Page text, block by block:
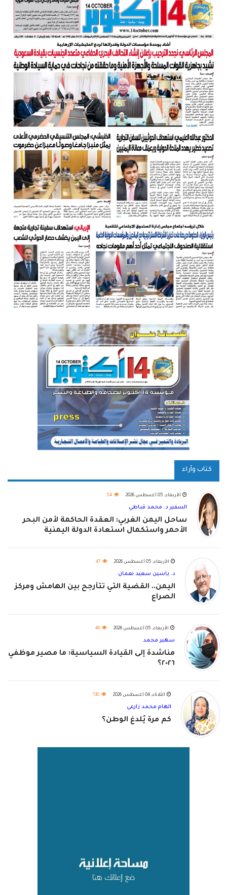
كتاب وآراء
الأربعاء, 05 أغسطس 2026 54
السفير د. محمد قباطي
ساحل اليمن الغربي: العقدة الحاكمة لأمن البحر
الأحمر واستكمال استعادة الدولة اليمنية
الأربعاء, 05 أغسطس 2026 47
د. ياسين سعيد نعمان
اليمن.. القضية التي تتأرجح بين الهامش ومركز
الصراع
الأربعاء, 05 أغسطس 2026 46
سهير محمد
مناشدة إلى القيادة السياسية: ما مصير موظفي
٢٠٢٦؟
الثلاثاء, 04 أغسطس 2026 130
الهام محمد زارعي
كم مرة يُلدغ الوطن؟